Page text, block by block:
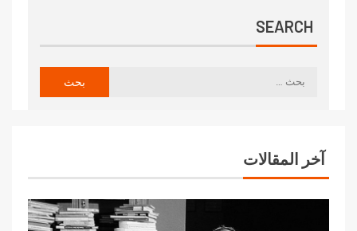
SEARCH
آخر المقالات